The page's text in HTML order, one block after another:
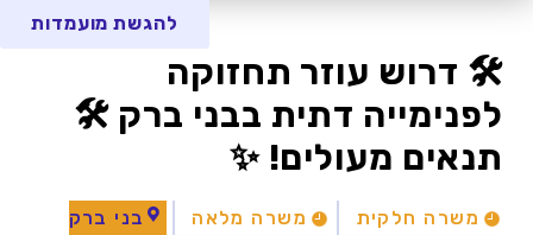
🛠️ דרוש עוזר תחזוקה
לפנימייה דתית בבני ברק 🛠️
תנאים מעולים! ✨
משרה חלקית משרה מלאה בני ברק
להגשת מועמדות